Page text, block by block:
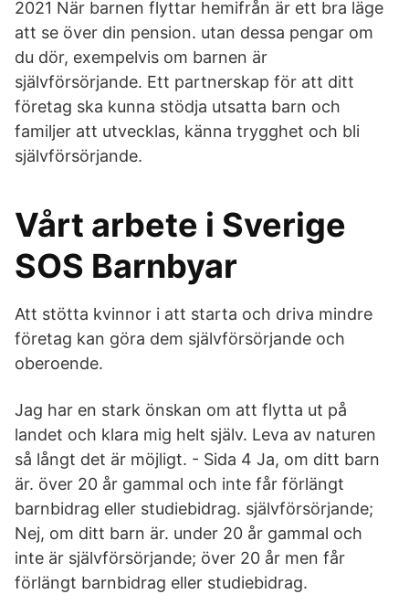
2021 När barnen flyttar hemifrån är ett bra läge
att se över din pension. utan dessa pengar om
du dör, exempelvis om barnen är
självförsörjande. Ett partnerskap för att ditt
företag ska kunna stödja utsatta barn och
familjer att utvecklas, känna trygghet och bli
självförsörjande.
Vårt arbete i Sverige
SOS Barnbyar
Att stötta kvinnor i att starta och driva mindre
företag kan göra dem självförsörjande och
oberoende.
Jag har en stark önskan om att flytta ut på
landet och klara mig helt själv. Leva av naturen
så långt det är möjligt. - Sida 4 Ja, om ditt barn
är. över 20 år gammal och inte får förlängt
barnbidrag eller studiebidrag. självförsörjande;
Nej, om ditt barn är. under 20 år gammal och
inte är självförsörjande; över 20 år men får
förlängt barnbidrag eller studiebidrag.